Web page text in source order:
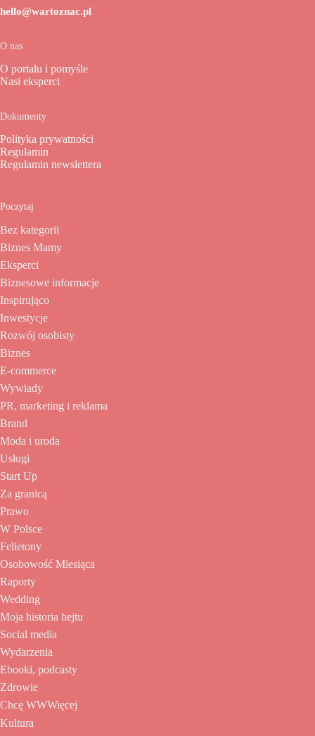
hello@wartoznac.pl
O nas
O portalu i pomyśle
Nasi eksperci
Dokumenty
Polityka prywatności
Regulamin
Regulamin newslettera
Poczytaj
Bez kategorii
Biznes Mamy
Eksperci
Biznesowe informacje
Inspirująco
Inwestycje
Rozwój osobisty
Biznes
E-commerce
Wywiady
PR, marketing i reklama
Brand
Moda i uroda
Usługi
Start Up
Za granicą
Prawo
W Polsce
Felietony
Osobowość Miesiąca
Raporty
Wedding
Moja historia hejtu
Social media
Wydarzenia
Ebooki, podcasty
Zdrowie
Chcę WWWięcej
Kultura